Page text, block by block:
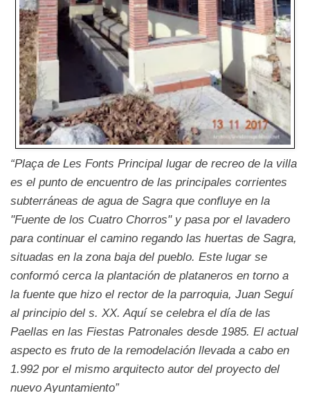
“Plaça de Les Fonts Principal lugar de recreo de la villa
es el punto de encuentro de las principales corrientes
subterráneas de agua de Sagra que confluye en la
"Fuente de los Cuatro Chorros" y pasa por el lavadero
para continuar el camino regando las huertas de Sagra,
situadas en la zona baja del pueblo. Este lugar se
conformó cerca la plantación de plataneros en torno a
la fuente que hizo el rector de la parroquia, Juan Seguí
al principio del s. XX. Aquí se celebra el día de las
Paellas en las Fiestas Patronales desde 1985. El actual
aspecto es fruto de la remodelación llevada a cabo en
1.992 por el mismo arquitecto autor del proyecto del
nuevo Ayuntamiento”